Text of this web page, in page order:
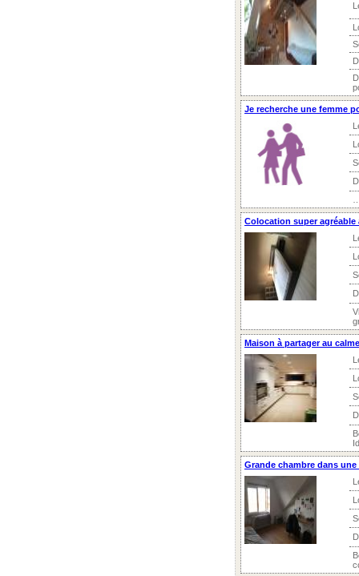
Je recherche une femme
Colocation super agréable
Maison à partager au
Grande chambre dans